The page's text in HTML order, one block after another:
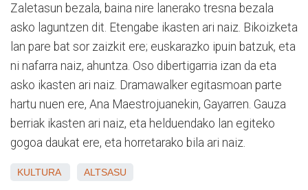
Zaletasun bezala, baina nire lanerako tresna bezala
asko laguntzen dit. Etengabe ikasten ari naiz. Bikoizketa
lan pare bat sor zaizkit ere; euskarazko ipuin batzuk, eta
ni nafarra naiz, ahuntza. Oso dibertigarria izan da eta
asko ikasten ari naiz. Dramawalker egitasmoan parte
hartu nuen ere, Ana Maestrojuanekin, Gayarren. Gauza
berriak ikasten ari naiz, eta helduendako lan egiteko
gogoa daukat ere, eta horretarako bila ari naiz.
KULTURA ALTSASU